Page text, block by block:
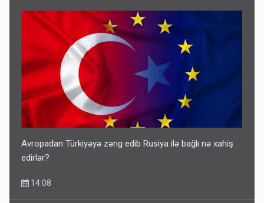
Avropadan Türkiyəyə zəng edib Rusiya ilə bağlı nə xahiş
edirlər?
14:08